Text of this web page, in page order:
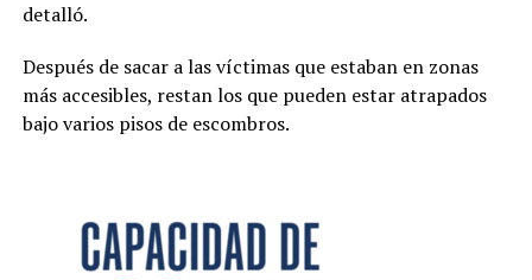
detalló.
Después de sacar a las víctimas que estaban en zonas
más accesibles, restan los que pueden estar atrapados
bajo varios pisos de escombros.